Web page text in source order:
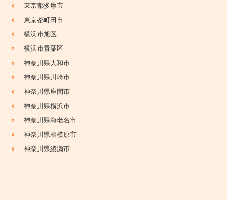
» 東京都多摩市
» 東京都町田市
» 横浜市旭区
» 横浜市青葉区
» 神奈川県大和市
» 神奈川県川崎市
» 神奈川県座間市
» 神奈川県横浜市
» 神奈川県海老名市
» 神奈川県相模原市
» 神奈川県綾瀬市